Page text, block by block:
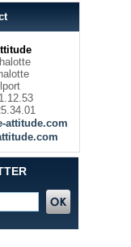
attitude.com